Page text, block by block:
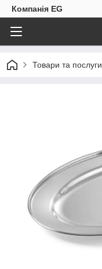
Компанія EG
Товари та послуги